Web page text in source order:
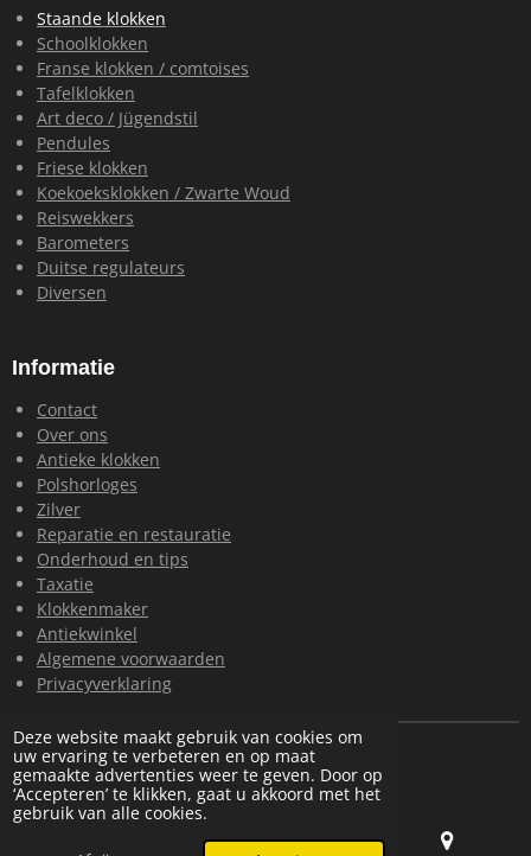
Deze website maakt gebruik van cookies om
uw ervaring te verbeteren en op maat
gemaakte advertenties weer te geven. Door op
‘Accepteren’ te klikken, gaat u akkoord met het
gebruik van alle cookies.
o
k
r
a
m
p
p
I
n
Staande klokken
Schoolklokken
Franse klokken / comtoises
Tafelklokken
Art deco / Jügendstil
Pendules
Friese klokken
Koekoeksklokken / Zwarte Woud
Reiswekkers
Barometers
Duitse regulateurs
Diversen
Informatie
Contact
Over ons
Antieke klokken
Polshorloges
Zilver
Reparatie en restauratie
Onderhoud en tips
Taxatie
Klokkenmaker
Antiekwinkel
Algemene voorwaarden
Privacyverklaring
© 2024 Loohuis Antiek en Klokken
Powered by JouwWeb